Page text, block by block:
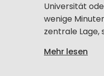
Universität
wenige
zentrale Lage,
Mehr lesen